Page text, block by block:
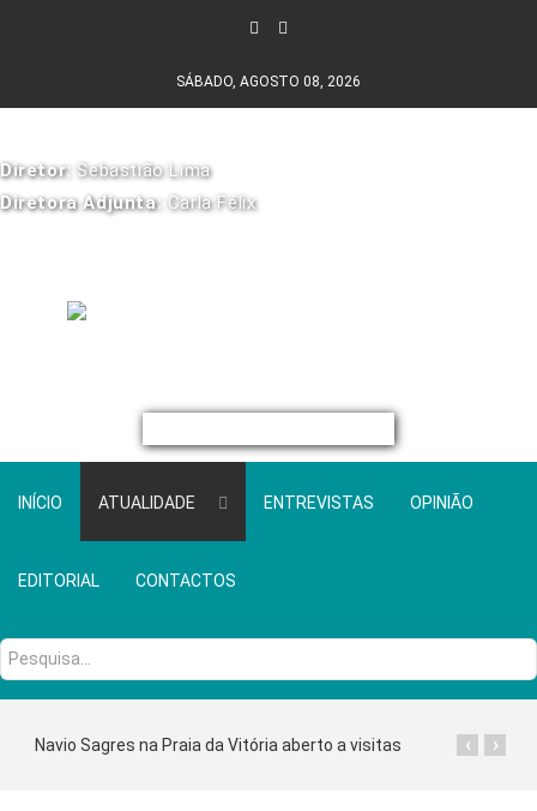
SÁBADO, AGOSTO 08, 2026
Diretor: Sebastião Lima
Diretora Adjunta: Carla Félix
INÍCIO ATUALIDADE ENTREVISTAS OPINIÃO
EDITORIAL CONTACTOS
Pesquisa...
Navio Sagres na Praia da Vitória aberto a visitas ›
‹